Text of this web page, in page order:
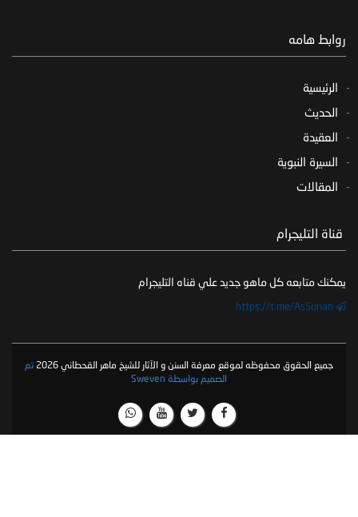
روابط هامه
الرئيسية
الحديث
العقيدة
السيرة النبوية
المقالات
‏ قناة التليجرام
يمكنك متابعه كل ماهو جديد علي قناه التليجرام
جميع الحقوق محفوظه لموقع معرفة السنن و الآثار للشيخ ماهر القحطاني 2026
تم
الصميم بواسطة Sweven